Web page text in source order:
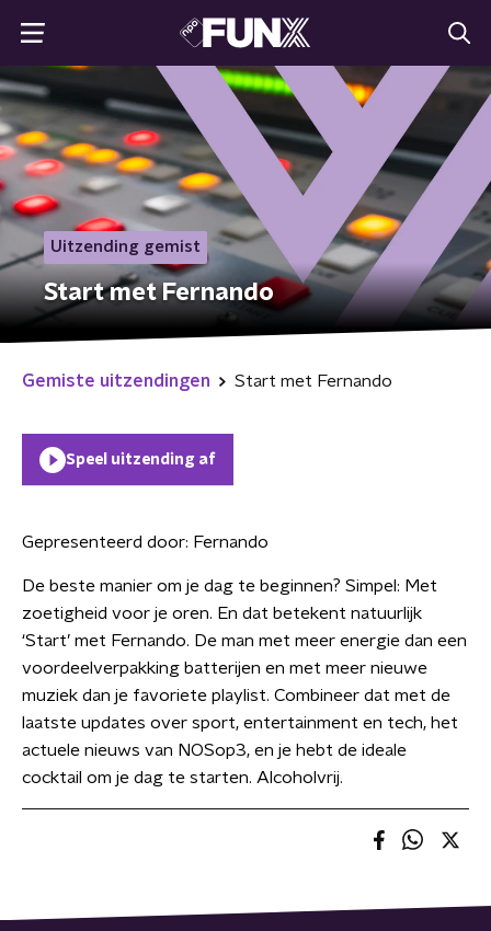
Uitzending gemist
Start met Fernando
Gemiste uitzendingen Start met Fernando
Speel uitzending af
Gepresenteerd door: Fernando
De beste manier om je dag te beginnen? Simpel: Met
zoetigheid voor je oren. En dat betekent natuurlijk
‘Start’ met Fernando. De man met meer energie dan een
voordeelverpakking batterijen en met meer nieuwe
muziek dan je favoriete playlist. Combineer dat met de
laatste updates over sport, entertainment en tech, het
actuele nieuws van NOSop3, en je hebt de ideale
cocktail om je dag te starten. Alcoholvrij.